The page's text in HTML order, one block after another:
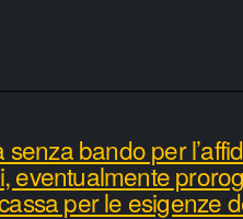
bando per
eventualmente
per le esigenze